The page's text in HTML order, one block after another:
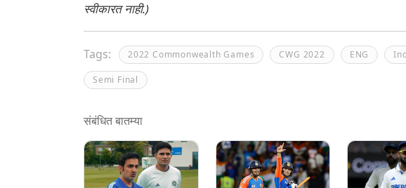
स्वीकारत नाही.)
Tags: 2022 Commonwealth Games CWG 2022 ENG
Semi Final
संबंधित बातम्या